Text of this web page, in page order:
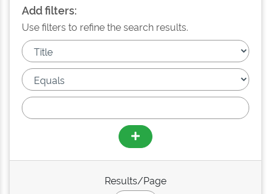
Add filters:
Use filters to refine the search results.
Results/Page